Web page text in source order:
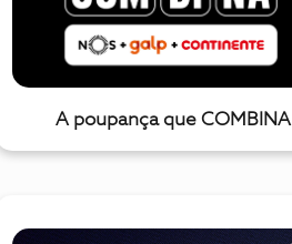
A poupança que COMBINA